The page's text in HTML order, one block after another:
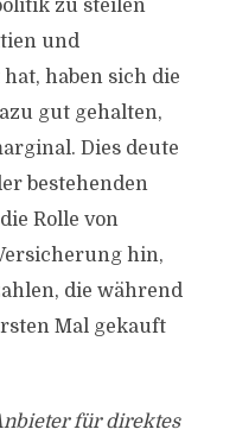
zu steilen
und
haben sich die
gut gehalten,
Dies deute
bestehenden
Rolle von
hin,
die während
Mal gekauft
für direktes